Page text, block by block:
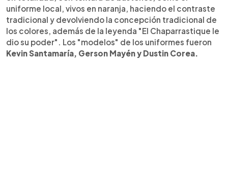
uniforme local, vivos en naranja, haciendo el contraste
tradicional y devolviendo la concepción tradicional de
los colores, además de la leyenda "El Chaparrastique le
dio su poder". Los "modelos" de los uniformes fueron
Kevin Santamaría, Gerson Mayén y Dustin Corea.